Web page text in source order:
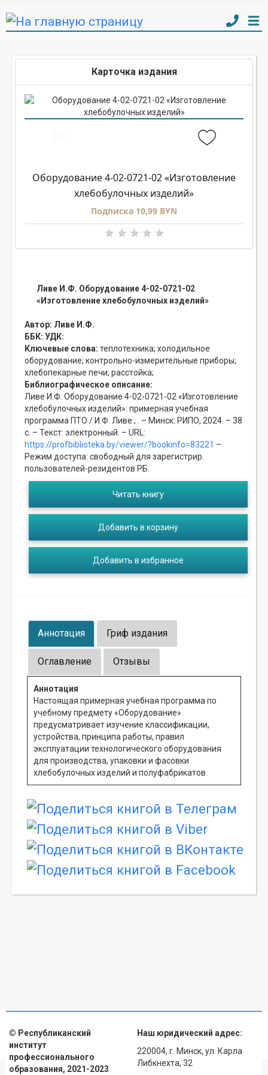
Карточка издания
Оборудование 4-02-0721-02 «Изготовление
хлебобулочных изделий»
Подписка 10,99 BYN
Ливе И.Ф. Оборудование 4-02-0721-02
«Изготовление хлебобулочных изделий»
Автор: Ливе И.Ф.
ББК: УДК:
Ключевые слова: теплотехника; холодильное
оборудование; контрольно-измерительные приборы;
хлебопекарные печи; расстойка;
Библиографическое описание:
Ливе И.Ф. Оборудование 4-02-0721-02 «Изготовление
хлебобулочных изделий»: примерная учебная
программа ПТО / И.Ф. Ливе ; . – Минск: РИПО, 2024. – 38
с. – Текст: электронный. – URL:
https://profbiblioteka.by/viewer/?bookinfo=83221 –
Режим доступа: свободный для зарегистрир.
пользователей-резидентов РБ.
Читать книгу
Добавить в корзину
Добавить в избранное
Аннотация Гриф издания
Оглавление Отзывы
Аннотация
Настоящая примерная учебная программа по
учебному предмету «Оборудование»
предусматривает изучение классификации,
устройства, принципа работы, правил
эксплуатации технологического оборудования
для производства, упаковки и фасовки
хлебобулочных изделий и полуфабрикатов.
© Республиканский
институт
профессионального
образования, 2021-2023
Наш юридический адрес:
220004, г. Минск, ул. Карла
Либкнехта, 32